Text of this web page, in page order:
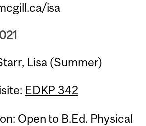
isa
Lisa (Summer)
EDKP 342
Open to B.Ed. Physical